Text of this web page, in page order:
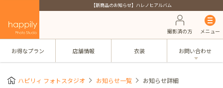
【新商品のお知らせ】ハレノヒアルバム
撮影済の方 メニュー
お得なプラン 店舗情報 衣装 お問い合わせ
ハピリィ フォトスタジオ お知らせ一覧 お知らせ詳細